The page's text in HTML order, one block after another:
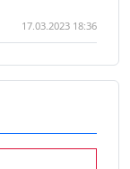
17.03.2023 18:36